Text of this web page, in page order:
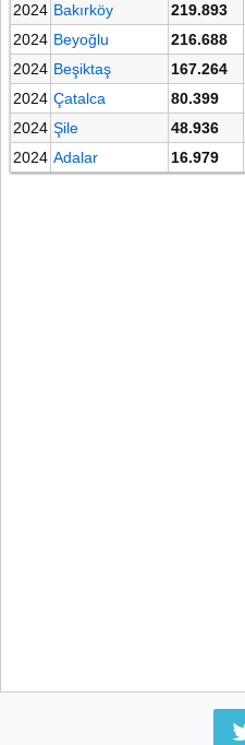
2024 Bakırköy 219.893
2024 Beyoğlu 216.688
2024 Beşiktaş 167.264
2024 Çatalca 80.399
2024 Şile 48.936
2024 Adalar 16.979